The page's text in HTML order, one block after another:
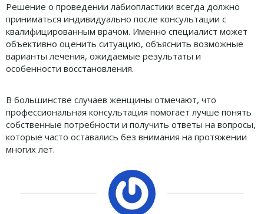
Решение о проведении лабиопластики всегда должно
приниматься индивидуально после консультации с
квалифицированным врачом. Именно специалист может
объективно оценить ситуацию, объяснить возможные
варианты лечения, ожидаемые результаты и
особенности восстановления.
В большинстве случаев женщины отмечают, что
профессиональная консультация помогает лучше понять
собственные потребности и получить ответы на вопросы,
которые часто оставались без внимания на протяжении
многих лет.